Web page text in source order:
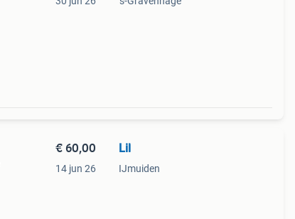
€ 60,00
14 jun 26
Lil
IJmuiden